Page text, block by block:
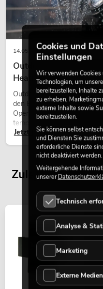
14.05.2026
Outdoor Moving-
Heads bei Events
Outdoor Moving-Heads
den Einsatz im Freien. Sie
Open-Air-Konzerten,
temporären
Jetzt lesen
Zuletzt
Cookies und
Einstellungen
Wir verwenden Cookies
Technologien, um
bereitzustellen, Inhalte
zu erheben,
externe Inhalte sowie
bereitzustellen.
Sie können selbst
und Diensten Sie
erforderliche Dienste
nicht deaktiviert werden.
Weitergehende
unserer
Technisch
Analyse &
Marketing
Externe Medien